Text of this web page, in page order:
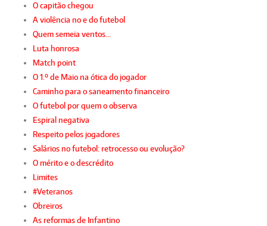
O capitão chegou
A violência no e do futebol
Quem semeia ventos…
Luta honrosa
Match point
O 1.º de Maio na ótica do jogador
Caminho para o saneamento financeiro
O futebol por quem o observa
Espiral negativa
Respeito pelos jogadores
Salários no futebol: retrocesso ou evolução?
O mérito e o descrédito
Limites
#Veteranos
Obreiros
As reformas de Infantino